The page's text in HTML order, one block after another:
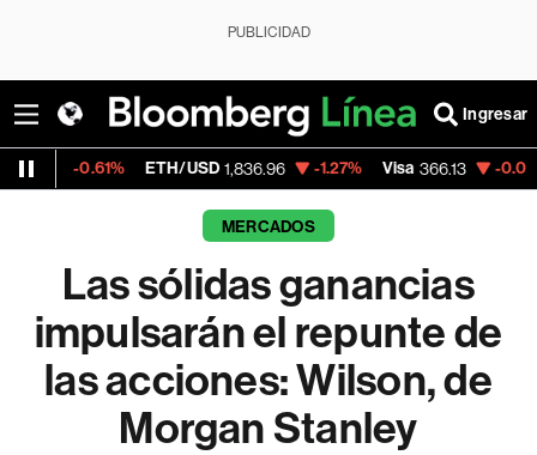
PUBLICIDAD
Ingresar
ETH/USD 1,836.96 -1.27% Visa 366.13 -0.04%
MERCADOS
Las sólidas ganancias
impulsarán el repunte de
las acciones: Wilson, de
Morgan Stanley